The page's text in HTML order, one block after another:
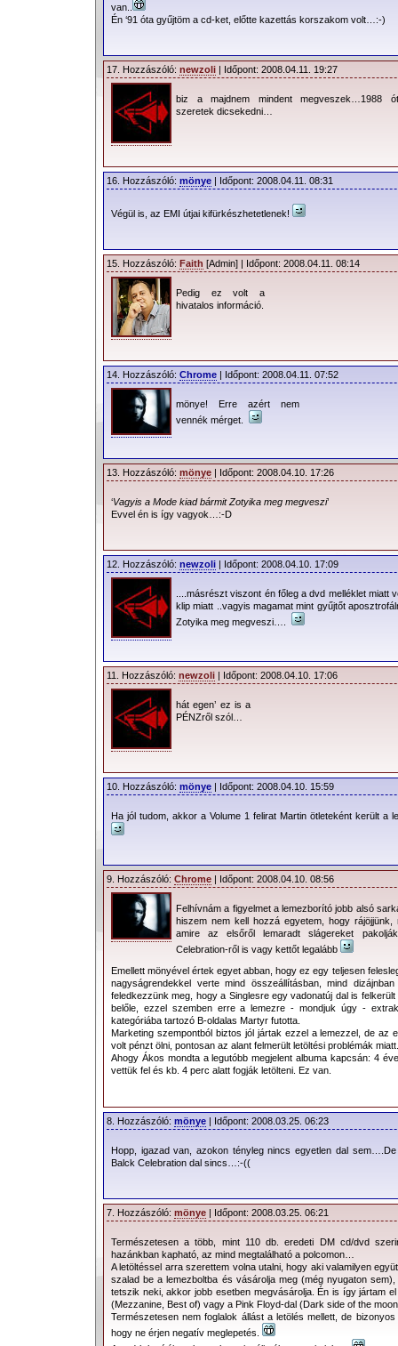
van..
Én ‘91 óta gyűjtöm a cd-ket, előtte kazettás korszakom volt…:-)
17. Hozzászóló: newzoli | Időpont: 2008.04.11. 19:27
biz a majdnem mindent megveszek…1988
szeretek dicsekedni…
16. Hozzászóló: mönye | Időpont: 2008.04.11. 08:31
Végül is, az EMI útjai kifürkészhetetlenek!
15. Hozzászóló: Faith [Admin] | Időpont: 2008.04.11. 08:14
Pedig ez volt a
hivatalos információ.
14. Hozzászóló: Chrome | Időpont: 2008.04.11. 07:52
mönye! Erre azért nem
vennék mérget.
13. Hozzászóló: mönye | Időpont: 2008.04.10. 17:26
‘Vagyis a Mode kiad bármit Zotyika meg megveszi’
Evvel én is így vagyok…:-D
12. Hozzászóló: newzoli | Időpont: 2008.04.10. 17:09
....másrészt viszont én főleg a dvd melléklet
klip miatt ..vagyis magamat mint gyűjtőt
Zotyika meg megveszi….
11. Hozzászóló: newzoli | Időpont: 2008.04.10. 17:06
hát egen’ ez is a
PÉNZről szól…
10. Hozzászóló: mönye | Időpont: 2008.04.10. 15:59
Ha jól tudom, akkor a Volume 1 felirat Martin ötleteként került a
9. Hozzászóló: Chrome | Időpont: 2008.04.10. 08:56
Felhívnám a figyelmet a lemezborító jobb alsó
hiszem nem kell hozzá egyetem, hogy
amire az elsőről lemaradt slágereket
Celebration-ről is vagy kettőt legalább
Emellett mönyével értek egyet abban, hogy ez egy teljesen
nagyságrendekkel verte mind összeállításban, mind
feledkezzünk meg, hogy a Singlesre egy vadonatúj dal is
belőle, ezzel szemben erre a lemezre - mondjuk úgy -
kategóriába tartozó B-oldalas Martyr futotta.
Marketing szempontból biztos jól jártak ezzel a lemezzel, de az
volt pénzt ölni, pontosan az alant felmerült letöltési problémák miatt.
Ahogy Ákos mondta a legutóbb megjelent albuma kapcsán: 4
vettük fel és kb. 4 perc alatt fogják letölteni. Ez van.
8. Hozzászóló: mönye | Időpont: 2008.03.25. 06:23
Hopp, igazad van, azokon tényleg nincs egyetlen dal
Balck Celebration dal sincs…:-((
7. Hozzászóló: mönye | Időpont: 2008.03.25. 06:21
Természetesen a több, mint 110 db. eredeti DM cd/dvd
hazánkban kapható, az mind megtalálható a polcomon…
A letöltéssel arra szerettem volna utalni, hogy aki valamilyen
szalad be a lemezboltba és vásárolja meg (még nyugaton
tetszik neki, akkor jobb esetben megvásárolja. Én is így jártam
(Mezzanine, Best of) vagy a Pink Floyd-dal (Dark side of the
Természetesen nem foglalok állást a letölés mellett, de
hogy ne érjen negatív meglepetés.